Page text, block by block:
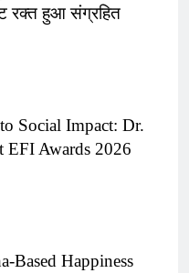
रक्त हुआ संग्रहित
Social Impact: Dr.
EFI Awards 2026
Based Happiness